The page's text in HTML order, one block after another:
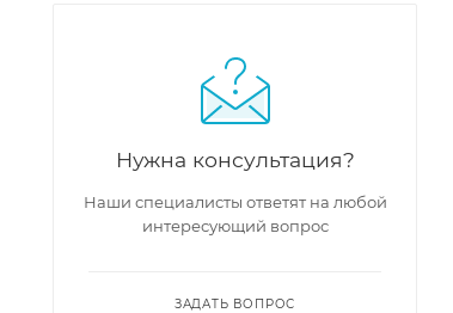
Нужна консультация?
Наши специалисты ответят на любой
интересующий вопрос
ЗАДАТЬ ВОПРОС